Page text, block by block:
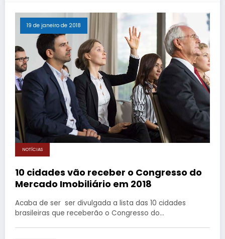
19 de janeiro de 2018
NOTÍCIAS
10 cidades vão receber o Congresso do
Mercado Imobiliário em 2018
Acaba de ser ser divulgada a lista das 10 cidades
brasileiras que receberão o Congresso do…